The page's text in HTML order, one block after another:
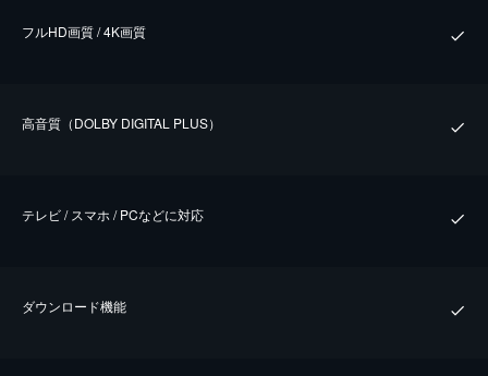
フルHD画質 / 4K画質
⾼⾳質（DOLBY DIGITAL PLUS）
テレビ / スマホ / PCなどに対応
ダウンロード機能